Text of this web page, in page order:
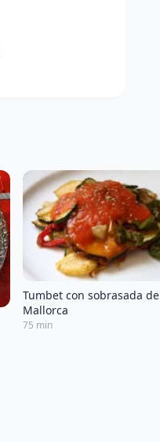
Tumbet con sobrasada de
Mallorca
75 min